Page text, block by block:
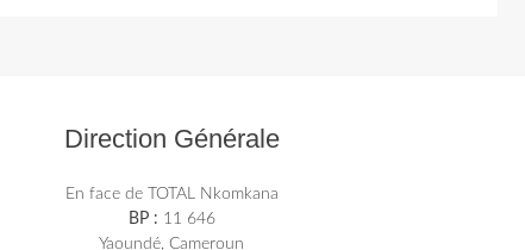
Direction Générale
En face de TOTAL Nkomkana
BP : 11 646
Yaoundé, Cameroun